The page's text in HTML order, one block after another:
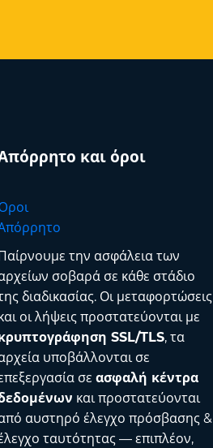
και όροι
την ασφάλεια των
σοβαρά σε κάθε στάδιο
διαδικασίας. Οι μεταφορτώσεις
οι λήψεις προστατεύονται με
SSL/TLS, τα
υποβάλλονται σε
σε ασφαλή κέντρα
και προστατεύονται
αυστηρό έλεγχο πρόσβασης &
ταυτότητας — επιπλέον,